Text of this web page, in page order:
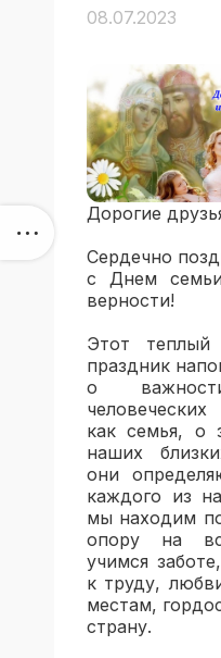
08.07.2023
Дорогие
Сердечно
с Днем
верности!
Этот
праздник
о
человеческих
как семья, о
наших
они
каждого из
мы находим
опору на
учимся
к труду,
местам,
страну.